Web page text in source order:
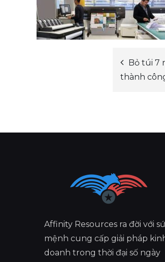
Post
Bỏ túi 7
thành
Affinity Resources ra đời với sứ
mệnh cung cấp giải pháp
doanh trong thời đại số ngày